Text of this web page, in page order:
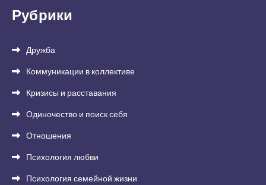
Рубрики
Дружба
Коммуникации в коллективе
Кризисы и расставания
Одиночество и поиск себя
Отношения
Психология любви
Психология семейной жизни